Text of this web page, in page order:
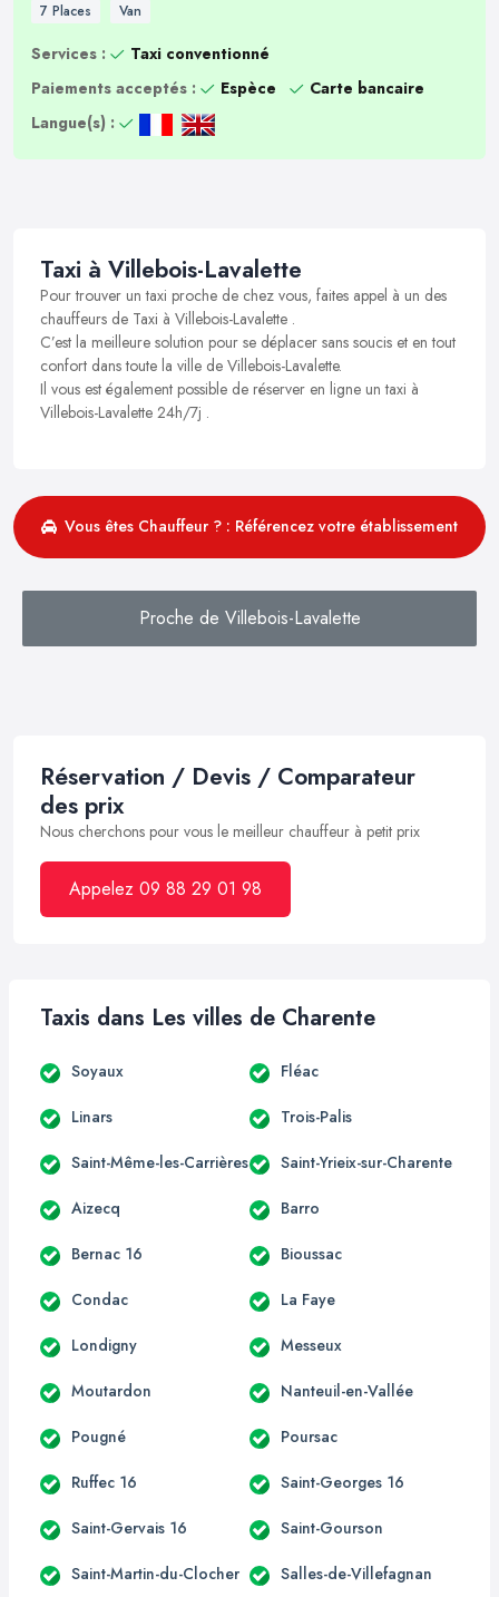
7 Places Van
Services :
Taxi conventionné
Paiements acceptés :
Espèce
Carte bancaire
Langue(s) :
Taxi à Villebois-Lavalette
Pour trouver un taxi proche de chez vous, faites appel à un des
chauffeurs de Taxi à Villebois-Lavalette .
C’est la meilleure solution pour se déplacer sans soucis et en tout
confort dans toute la ville de Villebois-Lavalette.
Il vous est également possible de réserver en ligne un taxi à
Villebois-Lavalette 24h/7j .
Vous êtes Chauffeur ? : Référencez votre établissement
Proche de Villebois-Lavalette
Réservation / Devis / Comparateur
des prix
Nous cherchons pour vous le meilleur chauffeur à petit prix
Appelez 09 88 29 01 98
Taxis dans Les villes de Charente
Soyaux Fléac
Linars Trois-Palis
Saint-Même-les-Carrières Saint-Yrieix-sur-Charente
Aizecq Barro
Bernac 16 Bioussac
Condac La Faye
Londigny Messeux
Moutardon Nanteuil-en-Vallée
Pougné Poursac
Ruffec 16 Saint-Georges 16
Saint-Gervais 16 Saint-Gourson
Saint-Martin-du-Clocher Salles-de-Villefagnan